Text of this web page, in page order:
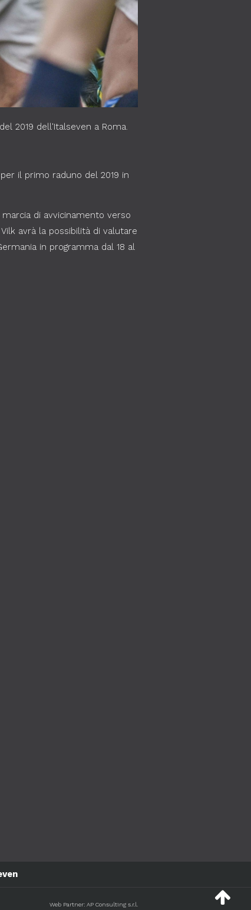
2019 dell'Italseven a Roma.
il primo raduno del 2019 in
di avvicinamento verso
avrà la possibilità di valutare
in programma dal 18 al
Web Partner: AP Consulting s.r.l.